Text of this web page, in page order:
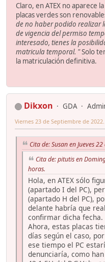
Claro, en ATEX no aparece
placas verdes son
de no haber podido realizar
de vigencia del permiso
interesado, tienes la
matricula temporal. "Solo
la matriculación definitiva.
Dikxon GDA
Viernes 23 de Septiembre de
Cita de: Susan en Jueves
Cita de: pitutis en
horas.
Hola, en ATEX sólo
(apartado I del PC),
(apartado H del PC),
delante habría que
confirmar dicha fecha.
Ahora, estas placas
días según el caso,
ese tiempo el PC
denunciaría, como